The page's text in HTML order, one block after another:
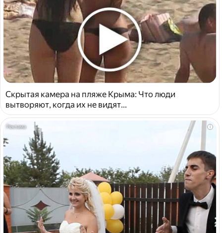
Скрытая камера на пляже Крыма: Что люди
вытворяют, когда их не видят...
i